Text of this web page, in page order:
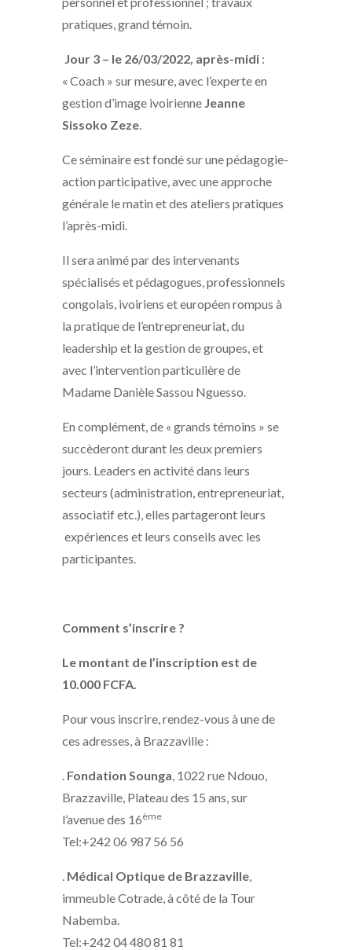
pratiques, grand témoin.
Jour 3 – le 26/03/2022, après-midi :
« Coach » sur mesure, avec l’experte en
gestion d’image ivoirienne Jeanne
Sissoko Zeze
Ce séminaire est fondé sur une pédagogie-
action participative, avec une approche
générale le matin et des ateliers pratiques
l’après-midi.
Il sera animé par des intervenants
spécialisés et pédagogues, professionnels
congolais, ivoiriens et européen rompus à
la pratique de l’entrepreneuriat, du
leadership et la gestion de groupes, et
avec l’intervention particulière de
Madame Danièle Sassou Nguesso.
En complément, de « grands témoins » se
succèderont durant les deux premiers
jours. Leaders en activité dans leurs
secteurs (administration, entrepreneuriat,
associatif etc.), elles partageront leurs
expériences et leurs conseils avec les
participantes.
Comment s’inscrire ?
Le montant de l’inscription est de
10.000 FCFA.
Pour vous inscrire, rendez-vous à une de
ces adresses, à Brazzaville :
Fondation Sounga , 1022 rue Ndouo,
Brazzaville, Plateau des 15 ans, sur
l’avenue des 16ème
Tel:+242 06 987 56 56
Médical Optique de Brazzaville
immeuble Cotrade, à côté de la Tour
Nabemba.
Tel:+242 04 480 81 81